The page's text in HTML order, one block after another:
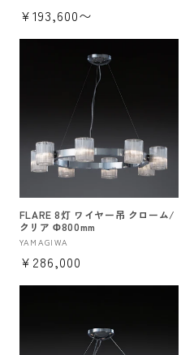
売
通
常
¥193,600〜
FLARE 8灯 ワイヤー吊 クローム/
クリア Φ800mm
販
売
YAMAGIWA
通
常
¥286,000